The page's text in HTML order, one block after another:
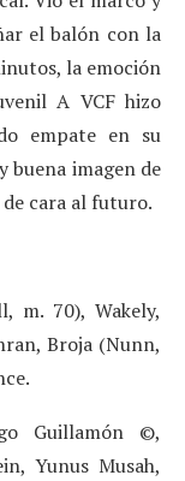
el balón con la
la emoción
A VCF hizo
empate en su
buena imagen de
cara al futuro.
m. 70), Wakely,
Broja (Nunn,
Guillamón ©,
Yunus Musah,